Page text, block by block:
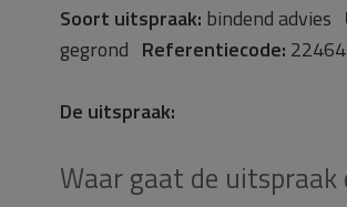
Soort uitspraak: bindend advies
gegrond Referentiecode:
De uitspraak:
Waar gaat de uitspraak